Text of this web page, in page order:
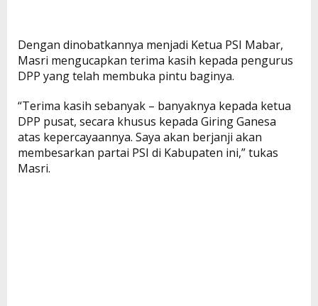
Dengan dinobatkannya menjadi Ketua PSI Mabar,
Masri mengucapkan terima kasih kepada pengurus
DPP yang telah membuka pintu baginya.
“Terima kasih sebanyak – banyaknya kepada ketua
DPP pusat, secara khusus kepada Giring Ganesa
atas kepercayaannya. Saya akan berjanji akan
membesarkan partai PSI di Kabupaten ini,” tukas
Masri.